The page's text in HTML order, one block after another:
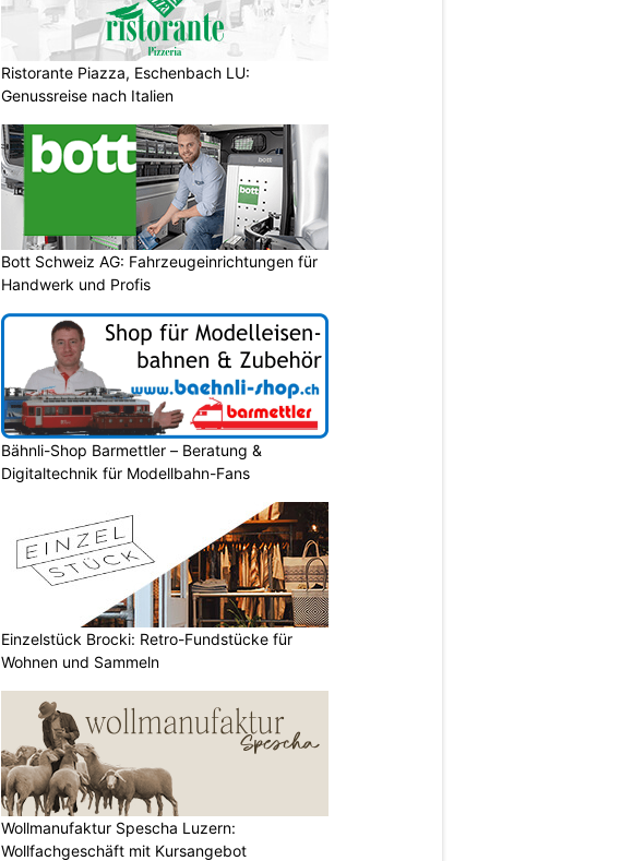
Ristorante Piazza, Eschenbach LU:
Genussreise nach Italien
Bott Schweiz AG: Fahrzeugeinrichtungen für
Handwerk und Profis
Bähnli-Shop Barmettler – Beratung &
Digitaltechnik für Modellbahn-Fans
Einzelstück Brocki: Retro-Fundstücke für
Wohnen und Sammeln
Wollmanufaktur Spescha Luzern:
Wollfachgeschäft mit Kursangebot